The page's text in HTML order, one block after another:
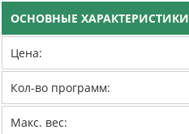
ОСНОВНЫЕ ХАРАКТЕРИСТИКИ
Цена:
Кол-во программ:
Макс. вес: